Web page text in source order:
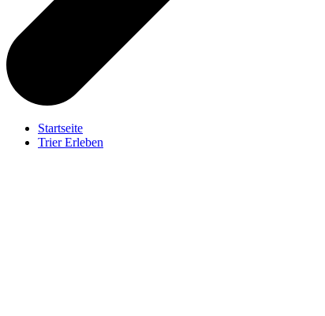
Startseite
Trier Erleben